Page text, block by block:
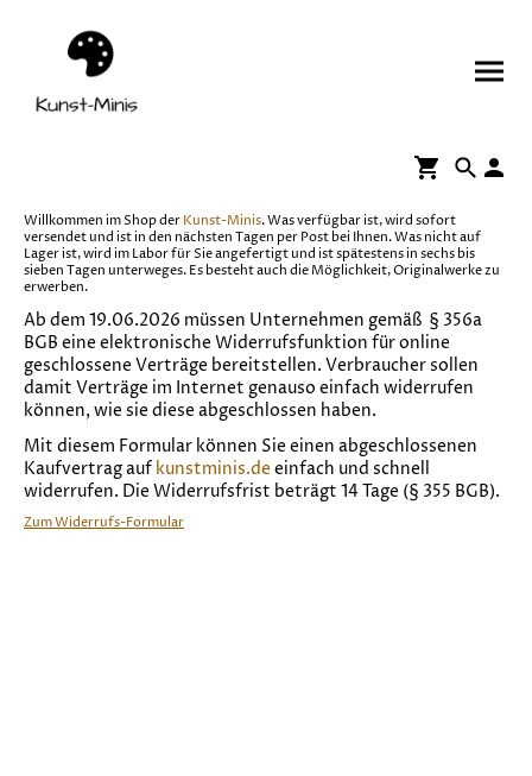
Willkommen im Shop der Kunst-Minis. Was verfügbar ist, wird sofort
versendet und ist in den nächsten Tagen per Post bei Ihnen. Was nicht auf
Lager ist, wird im Labor für Sie angefertigt und ist spätestens in sechs bis
sieben Tagen unterweges. Es besteht auch die Möglichkeit, Originalwerke zu
erwerben.
Ab dem 19.06.2026 müssen Unternehmen gemäß § 356a
BGB eine elektronische Widerrufsfunktion für online
geschlossene Verträge bereitstellen. Verbraucher sollen
damit Verträge im Internet genauso einfach widerrufen
können, wie sie diese abgeschlossen haben.
Mit diesem Formular können Sie einen abgeschlossenen
Kaufvertrag auf kunstminis.deeinfach und schnell
widerrufen. Die Widerrufsfrist beträgt 14 Tage (§ 355 BGB).
Zum Widerrufs-Formular